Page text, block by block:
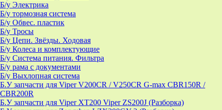
Б/у Электрика
Б/у тормозная система
Б/у Обвес. пластик
Б/у Тросы
Б/у Цепи. Звёзды. Ходовая
Б/у Колеса и комплектующие
Б/у Система питания. Фильтра
Б/у рама с документами
Б/у Выхлопная система
Б.У запчасти для Viper V200CR / V250CR G-max CBR150R /
CBR200R
Б.У запчасти для Viper XT200 Viper ZS200J (Разборка)